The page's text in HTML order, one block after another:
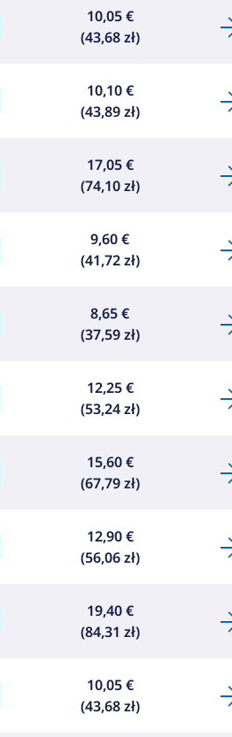
10,05 €
(43,68 zł)
10,10 €
(43,89 zł)
17,05 €
(74,10 zł)
9,60 €
(41,72 zł)
8,65 €
(37,59 zł)
12,25 €
(53,24 zł)
15,60 €
(67,79 zł)
12,90 €
(56,06 zł)
19,40 €
(84,31 zł)
10,05 €
(43,68 zł)